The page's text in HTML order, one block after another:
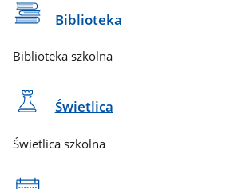
Biblioteka
Biblioteka szkolna
Świetlica
Świetlica szkolna